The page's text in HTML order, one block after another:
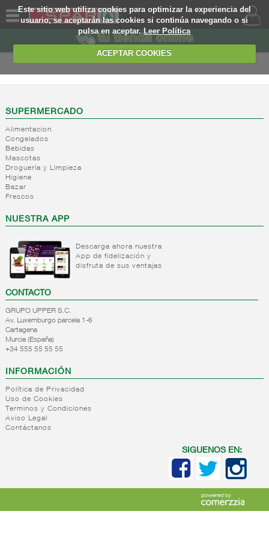
Este sitio web utiliza cookies para optimizar la experiencia del
usuario, se aceptarán las cookies si continúa navegando o si
pulsa en aceptar.Leer Política
ACEPTAR COOKIES
SOMOS
WEB
EJEMPLO
SUPERMERCADO
Alimentacion
Congelados
Bebidas
Mascotas
Droguería y Limpieza
Higiene
Bazar
Frescos
NUESTRA APP
Descarga ahora nuestra
App de fidelización y
disfruta de sus ventajas
CONTACTO
GRUPO UPPER S.C.
Av. Luxemburgo parcela 1-6
Cartagena
Murcia (España)
+34 555 55 55 55
INFORMACIÓN
Política de Privacidad
Uso de Cookies
Terminos y Condiciones
Aviso Legal
Contáctanos
SIGUENOS EN: